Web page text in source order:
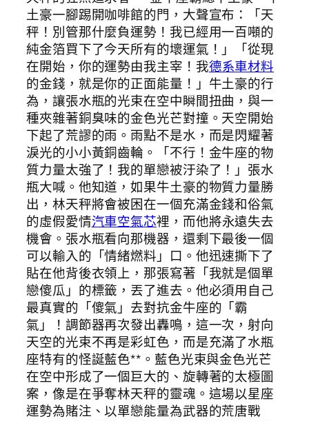
土豪一腳踢開咖啡館的門，大聲宣布：「天
秤！別管那什麼負運勢！我已經用一百噸的
純金箔買下了今天所有的壞運氣！」「從現
在開始，你的運勢由我主宰！我德系車材料
的金錢，就是你的正面能量！」牛土豪的行
為，讓張水瓶的光束在空中瞬間扭曲，與一
種夾雜著銅臭味的金色光芒對撞。天空開始
下起了荒謬的雨。雨點不是水，而是閃耀著
淚光的小小黃銅齒輪。「不行！金牛座的物
質力量太強了！我的單戀被汙染了！」張水
瓶大喊。他知道，如果牛土豪的物質力量勝
出，林天秤將會被困在一個充滿金錢和俗氣
的虛假愛情汽車空氣芯裡，而他將永遠失去
機會。張水瓶看向那機器，還剩下最後一個
可以輸入的「情緒燃料」口。他迅速撕下了
貼在他背後衣領上，那張寫著「我就是個單
戀傻瓜」的標籤，丟了進去。他必須用自己
最真實的「傻氣」去對抗金牛座的「霸
氣」！調節器再次發出轟鳴，這一次，射向
天空的光束不再是彩虹色，而是充滿了水瓶
座特有的怪誕藍色**。藍色光束與金色光芒
在空中形成了一個巨大的、旋轉著的太極圖
案，像是在爭奪林天秤的靈魂。這場以星座
運勢為賭注、以單戀能量為武器的荒唐戰